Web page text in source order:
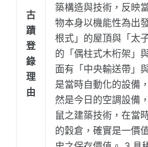
古
蹟
登
錄
理
由
築構造與技術，反映
物本身以機能性為出
根式」的屋頂與「太
的「偶柱式木桁架」
面有「中央輸送帶」
是當時自動化的設備
然是今日的空調設備
鼠之建築技術，在當
的穀倉，確實是一價